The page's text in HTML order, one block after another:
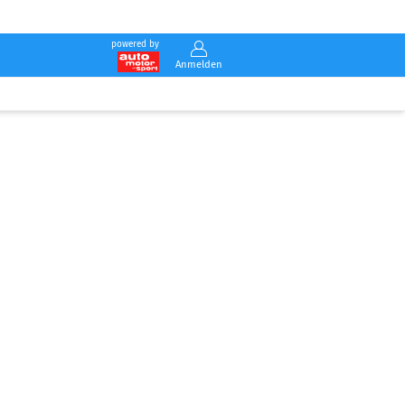
powered by
Anmelden